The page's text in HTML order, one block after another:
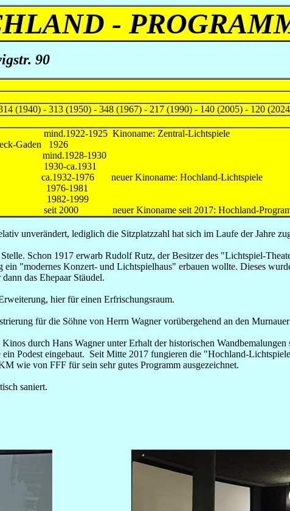
-
90
(1940) - 313 (1950) - 348 (1967) - 217 (1990) - 140 (2005) - 120
mind.1922-1925 Kinoname: Zentral-Lichtspiele
Gaden 1926
1930
ca.1931
neuer Kinoname: Hochland-Lichtspiele
1976-1981
1982-1999
Kinoname seit 2017: Hochland-
unverändert, lediglich die Sitzplatzzahl hat sich im Laufe der Jahre
Schon 1917 erwarb Rudolf Rutz, der Besitzer des "Lichtspiel-
"modernes Konzert- und Lichtspielhaus" erbauen wollte. Dieses
das Ehepaar Stäudel.
hier für einen Erfrischungsraum.
für die Söhne von Herrn Wagner vorübergehend an den
durch Hans Wagner unter Erhalt der historischen
Podest eingebaut. Seit Mitte 2017 fungieren die "Hochland-
wie von FFF für sein sehr gutes Programm ausgezeichnet.
saniert.